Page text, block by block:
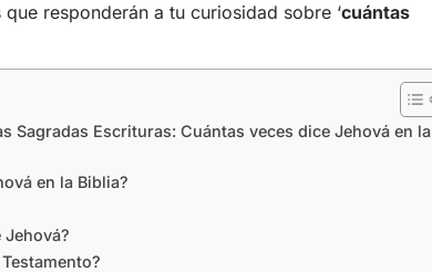
responderán a tu curiosidad sobre ‘cuántas
Sagradas Escrituras: Cuántas veces dice Jehová en la
en la Biblia?
Jehová?